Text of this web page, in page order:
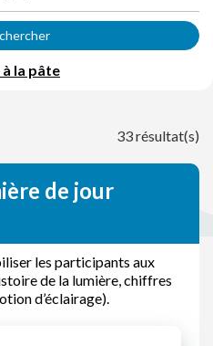
à la pâte
33 résultat(s)
de jour
les participants aux
de la lumière, chiffres
d’éclairage).